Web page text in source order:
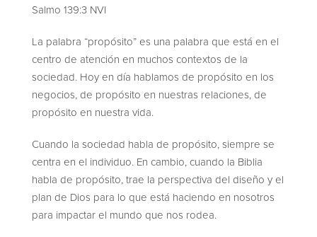
Salmo 139:3 NVI
La palabra “propósito” es una palabra que está en el
centro de atención en muchos contextos de la
sociedad. Hoy en día hablamos de propósito en los
negocios, de propósito en nuestras relaciones, de
propósito en nuestra vida.
Cuando la sociedad habla de propósito, siempre se
centra en el individuo. En cambio, cuando la Biblia
habla de propósito, trae la perspectiva del diseño y el
plan de Dios para lo que está haciendo en nosotros
para impactar el mundo que nos rodea.